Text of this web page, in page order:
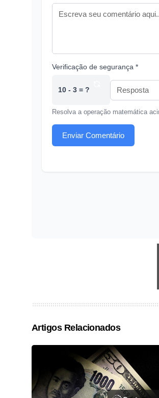
Verificação de segurança *
10 - 3 = ?
Resolva a operação matemática
Enviar Comentário
Artigos Relacionados